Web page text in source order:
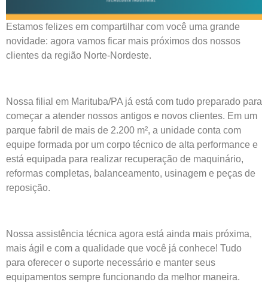
Estamos felizes em compartilhar com você uma grande
novidade: agora vamos ficar mais próximos dos nossos
clientes da região Norte-Nordeste.
Nossa filial em Marituba/PA já está com tudo preparado para
começar a atender nossos antigos e novos clientes. Em um
parque fabril de mais de 2.200 m², a unidade conta com
equipe formada por um corpo técnico de alta performance e
está equipada para realizar recuperação de maquinário,
reformas completas, balanceamento, usinagem e peças de
reposição.
Nossa assistência técnica agora está ainda mais próxima,
mais ágil e com a qualidade que você já conhece! Tudo
para oferecer o suporte necessário e manter seus
equipamentos sempre funcionando da melhor maneira.